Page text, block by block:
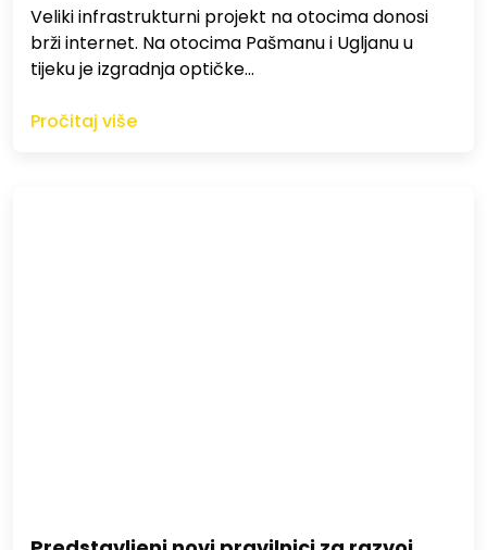
Veliki infrastrukturni projekt na otocima donosi
brži internet. Na otocima Pašmanu i Ugljanu u
tijeku je izgradnja optičke…
Pročitaj više